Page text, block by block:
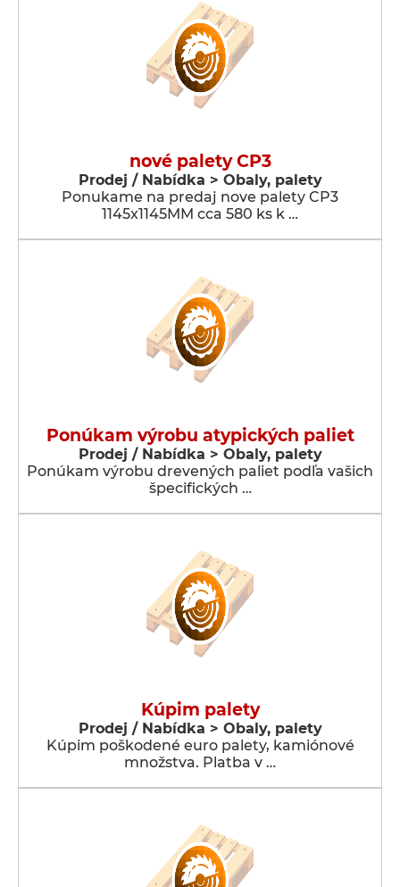
nové palety CP3
Prodej / Nabídka > Obaly, palety
Ponukame na predaj nove palety CP3
1145x1145MM cca 580 ks k …
Ponúkam výrobu atypických paliet
Prodej / Nabídka > Obaly, palety
Ponúkam výrobu drevených paliet podľa vašich
špecifických …
Kúpim palety
Prodej / Nabídka > Obaly, palety
Kúpim poškodené euro palety, kamiónové
množstva. Platba v …